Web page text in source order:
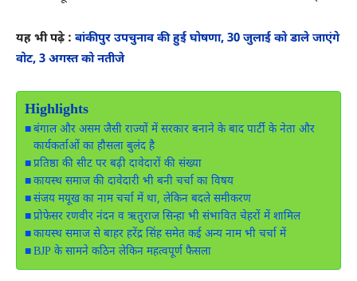
यह भी पढ़े : बांकीपुर उपचुनाव की हुई घोषणा, 30 जुलाई को डाले जाएंगे
वोट, 3 अगस्त को नतीजे
Highlights
बंगाल और असम जैसी राज्यों में सरकार बनाने के बाद पार्टी के नेता और
कार्यकर्ताओं का हौसला बुलंद है
प्रतिष्ठा की सीट पर बढ़ी दावेदारों की संख्या
कायस्थ समाज की दावेदारी भी बनी चर्चा का विषय
संजय मयूख का नाम चर्चा में था, लेकिन बदले समीकरण
प्रोफेसर रणवीर नंदन व ऋतुराज सिन्हा भी संभावित चेहरों में शामिल
कायस्थ समाज से बाहर हरेंद्र सिंह समेत कई अन्य नाम भी चर्चा में
BJP के सामने कठिन लेकिन महत्वपूर्ण फैसला